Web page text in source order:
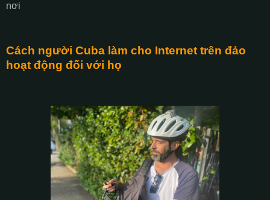
nơi
Cách người Cuba làm cho Internet trên đảo
hoạt động đối với họ